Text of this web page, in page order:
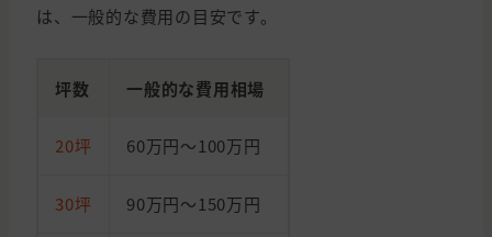
は、一般的な費用の目安です。
坪数 一般的な費用相場
20坪 60万円～100万円
30坪 90万円～150万円